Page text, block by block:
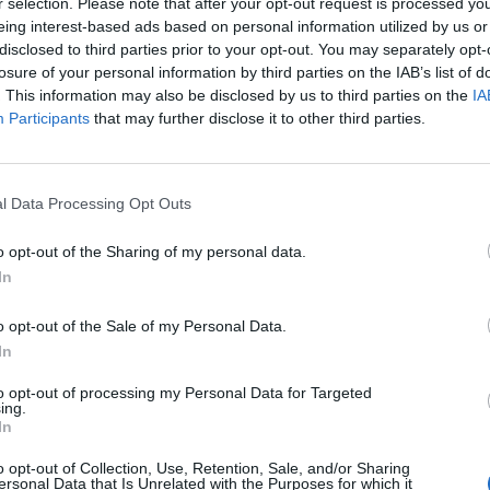
interest-based ads based on personal information utilized by us
to third parties prior to your opt-out. You may separately
of your personal information by third parties on the IAB’s list of
This information may also be disclosed by us to third parties on the
Participants that may further disclose it to other third parties.
Data Processing Opt Outs
opt-out of the Sharing of my personal data.
opt-out of the Sale of my Personal Data.
opt-out of processing my Personal Data for Targeted
opt-out of Collection, Use, Retention, Sale, and/or Sharing
Data that Is Unrelated with the Purposes for which it
στην εκπομπήΧΩΡΙΣ ΠΕΡΙΣΤΡΟΦΕΣστις21:00 στο
και το νέο πολιτικό σκηνικό.Οι προκλήσεις και οι
Τορναρίτης, Νίκος Νικολαίδης, Κώστας
Τσουρούλης.
Καρεκλάς.
21:00στην εκπομπήΧΩΡΙΣ ΠΕΡΙΣΤΡΟΦΕΣ,
η
Οι προκλήσεις και οι προοπτικές.